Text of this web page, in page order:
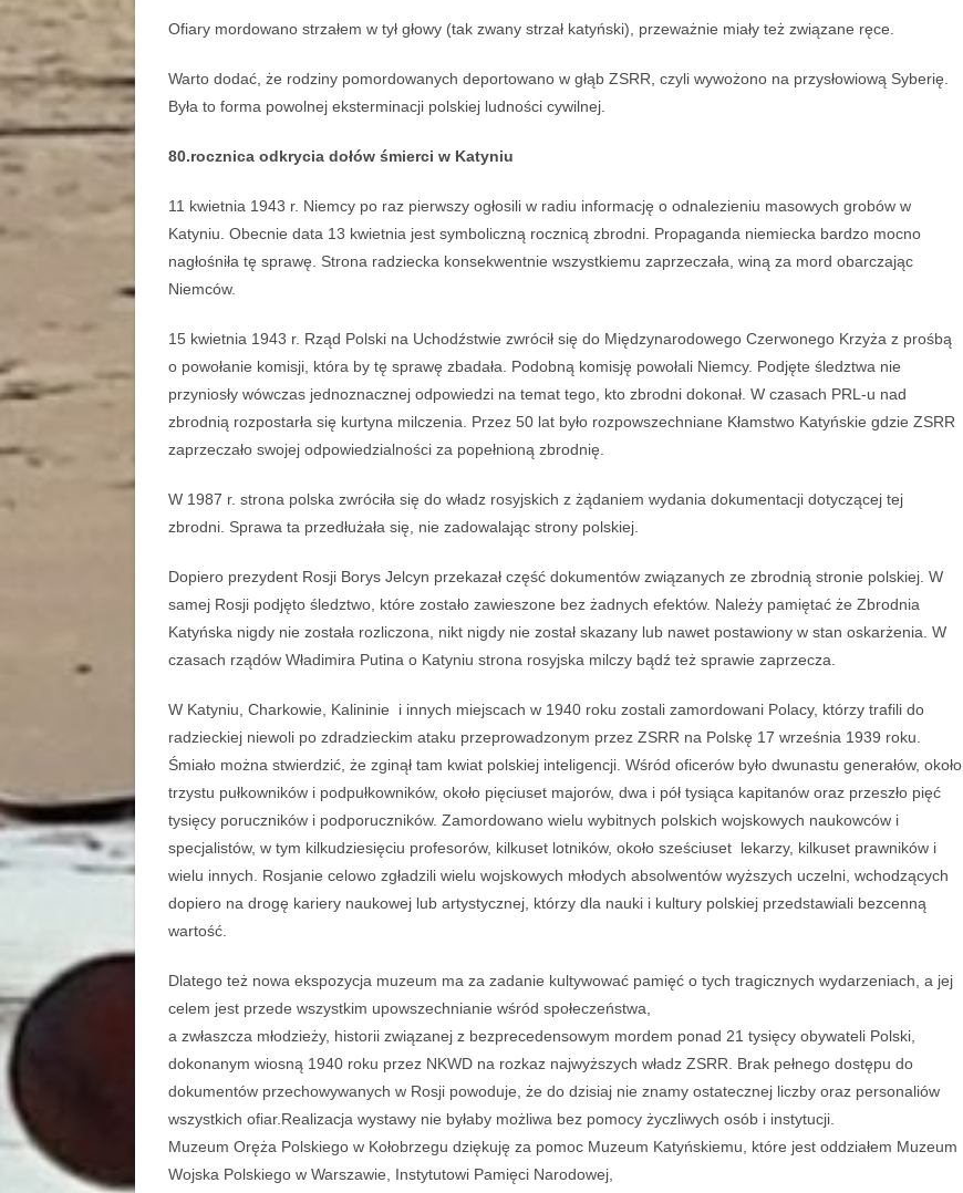
Ofiary mordowano strzałem w tył głowy (tak zwany strzał katyński), przeważnie miały też związane ręce.
Warto dodać, że rodziny pomordowanych deportowano w głąb ZSRR, czyli wywożono na przysłowiową Syberię.
Była to forma powolnej eksterminacji polskiej ludności cywilnej.
80.rocznica odkrycia dołów śmierci w Katyniu
11 kwietnia 1943 r. Niemcy po raz pierwszy ogłosili w radiu informację o odnalezieniu masowych grobów w
Katyniu. Obecnie data 13 kwietnia jest symboliczną rocznicą zbrodni. Propaganda niemiecka bardzo mocno
nagłośniła tę sprawę. Strona radziecka konsekwentnie wszystkiemu zaprzeczała, winą za mord obarczając
Niemców.
15 kwietnia 1943 r. Rząd Polski na Uchodźstwie zwrócił się do Międzynarodowego Czerwonego Krzyża z prośbą
o powołanie komisji, która by tę sprawę zbadała. Podobną komisję powołali Niemcy. Podjęte śledztwa nie
przyniosły wówczas jednoznacznej odpowiedzi na temat tego, kto zbrodni dokonał. W czasach PRL-u nad
zbrodnią rozpostarła się kurtyna milczenia. Przez 50 lat było rozpowszechniane Kłamstwo Katyńskie gdzie ZSRR
zaprzeczało swojej odpowiedzialności za popełnioną zbrodnię.
W 1987 r. strona polska zwróciła się do władz rosyjskich z żądaniem wydania dokumentacji dotyczącej tej
zbrodni. Sprawa ta przedłużała się, nie zadowalając strony polskiej.
Dopiero prezydent Rosji Borys Jelcyn przekazał część dokumentów związanych ze zbrodnią stronie polskiej. W
samej Rosji podjęto śledztwo, które zostało zawieszone bez żadnych efektów. Należy pamiętać że Zbrodnia
Katyńska nigdy nie została rozliczona, nikt nigdy nie został skazany lub nawet postawiony w stan oskarżenia. W
czasach rządów Władimira Putina o Katyniu strona rosyjska milczy bądź też sprawie zaprzecza.
W Katyniu, Charkowie, Kalininie i innych miejscach w 1940 roku zostali zamordowani Polacy, którzy trafili do
radzieckiej niewoli po zdradzieckim ataku przeprowadzonym przez ZSRR na Polskę 17 września 1939 roku.
Śmiało można stwierdzić, że zginął tam kwiat polskiej inteligencji. Wśród oficerów było dwunastu generałów, około
trzystu pułkowników i podpułkowników, około pięciuset majorów, dwa i pół tysiąca kapitanów oraz przeszło pięć
tysięcy poruczników i podporuczników. Zamordowano wielu wybitnych polskich wojskowych naukowców i
specjalistów, w tym kilkudziesięciu profesorów, kilkuset lotników, około sześciuset lekarzy, kilkuset prawników i
wielu innych. Rosjanie celowo zgładzili wielu wojskowych młodych absolwentów wyższych uczelni, wchodzących
dopiero na drogę kariery naukowej lub artystycznej, którzy dla nauki i kultury polskiej przedstawiali bezcenną
wartość.
Dlatego też nowa ekspozycja muzeum ma za zadanie kultywować pamięć o tych tragicznych wydarzeniach, a jej
celem jest przede wszystkim upowszechnianie wśród społeczeństwa,
a zwłaszcza młodzieży, historii związanej z bezprecedensowym mordem ponad 21 tysięcy obywateli Polski,
dokonanym wiosną 1940 roku przez NKWD na rozkaz najwyższych władz ZSRR. Brak pełnego dostępu do
dokumentów przechowywanych w Rosji powoduje, że do dzisiaj nie znamy ostatecznej liczby oraz personaliów
wszystkich ofiar.Realizacja wystawy nie byłaby możliwa bez pomocy życzliwych osób i instytucji.
Muzeum Oręża Polskiego w Kołobrzegu dziękuję za pomoc Muzeum Katyńskiemu, które jest oddziałem Muzeum
Wojska Polskiego w Warszawie, Instytutowi Pamięci Narodowej,